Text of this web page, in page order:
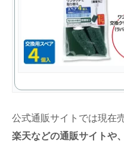
公式通販サイトでは現在
楽天などの通販サイトや